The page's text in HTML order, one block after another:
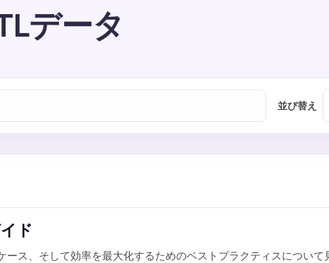
データ
並び替え
ド
ス、そして効率を最大化するためのベストプラクティスについて